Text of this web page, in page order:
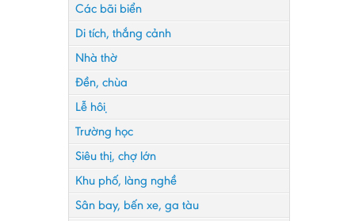
Các bãi biển
Di tích, thắng cảnh
Nhà thờ
Đền, chùa
Lễ hội
Trường học
Siêu thị, chợ lớn
Khu phố, làng nghề
Sân bay, bến xe, ga tàu